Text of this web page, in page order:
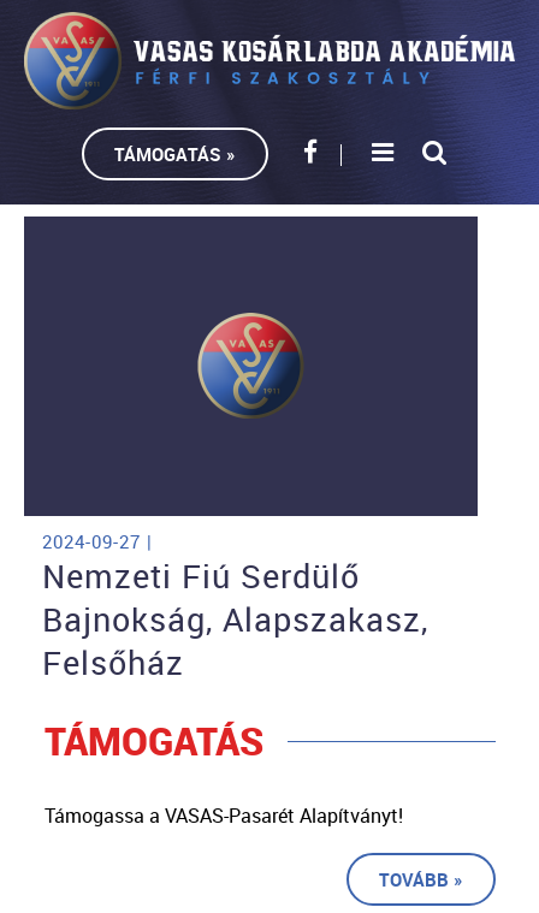
TÁMOGATÁS »
2024-09-27 |
Nemzeti Fiú Serdülő
Bajnokság, Alapszakasz,
Felsőház
TÁMOGATÁS
Támogassa a VASAS-Pasarét Alapítványt!
TOVÁBB »